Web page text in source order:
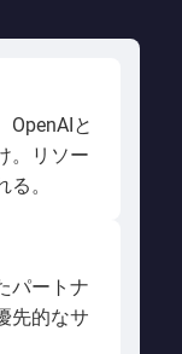
OpenAIと
。リソー
。
パートナ
先的なサ